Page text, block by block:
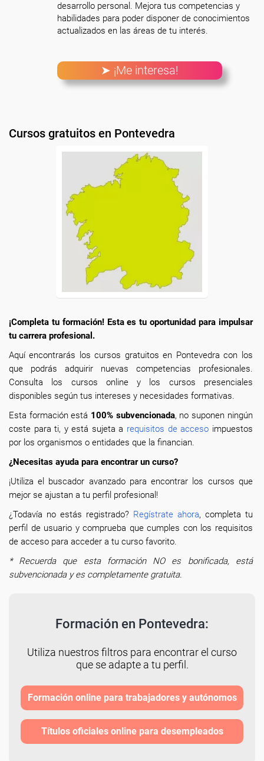
desarrollo personal. Mejora tus competencias y
habilidades para poder disponer de conocimientos
actualizados en las áreas de tu interés.
➤ ¡Me interesa!
Cursos gratuitos en Pontevedra
¡Completa tu formación! Esta es tu oportunidad para impulsar
tu carrera profesional.
Aquí encontrarás los cursos gratuitos en Pontevedra con los
que podrás adquirir nuevas competencias profesionales.
Consulta los cursos online y los cursos presenciales
disponibles según tus intereses y necesidades formativas.
Esta formación está 100% subvencionada, no suponen ningún
coste para ti, y está sujeta a requisitos de acceso impuestos
por los organismos o entidades que la financian.
¿Necesitas ayuda para encontrar un curso?
¡Utiliza el buscador avanzado para encontrar los cursos que
mejor se ajustan a tu perfil profesional!
¿Todavía no estás registrado? Regístrate ahora, completa tu
perfil de usuario y comprueba que cumples con los requisitos
de acceso para acceder a tu curso favorito.
* Recuerda que esta formación NO es bonificada, está
subvencionada y es completamente gratuita.
Formación en Pontevedra:
Utiliza nuestros filtros para encontrar el curso
que se adapte a tu perfil.
Formación online para trabajadores y autónomos
Títulos oficiales online para desempleados